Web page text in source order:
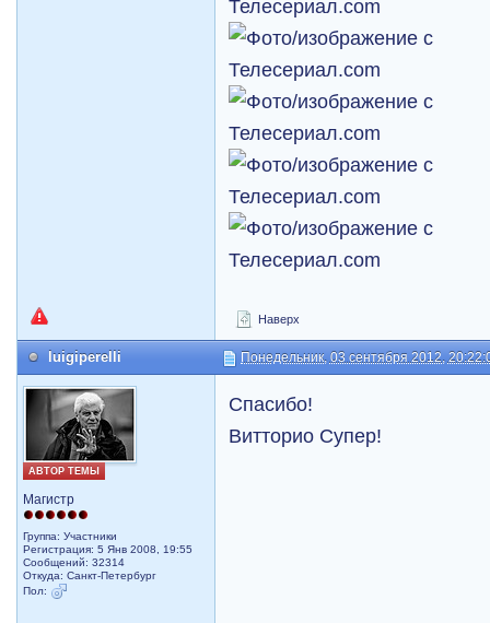
Наверх
luigiperelli Понедельник, 03 сентября 2012,
АВТОР ТЕМЫ
Магистр
Группа: Участники
Регистрация: 5 Янв 2008, 19:55
Сообщений: 32314
Откуда: Санкт-Петербург
Пол:
Спасибо!
Витторио Супер!